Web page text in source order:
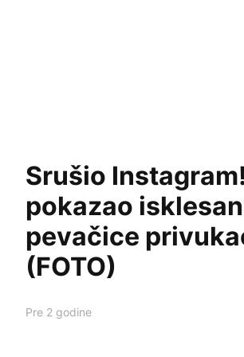
Srušio
pokazao
pevačice
(FOTO)
Pre 2 godine